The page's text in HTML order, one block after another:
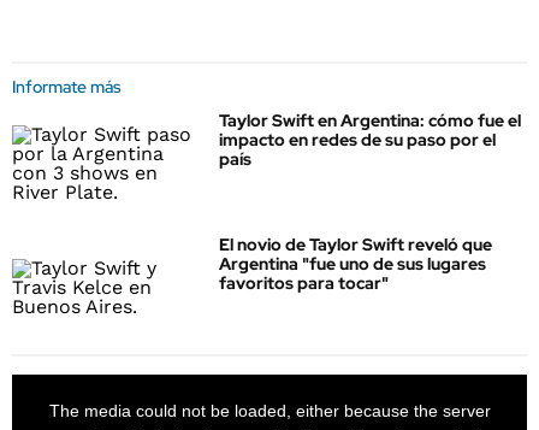
Informate más
Taylor Swift en Argentina: cómo fue el
impacto en redes de su paso por el
país
El novio de Taylor Swift reveló que
Argentina "fue uno de sus lugares
favoritos para tocar"